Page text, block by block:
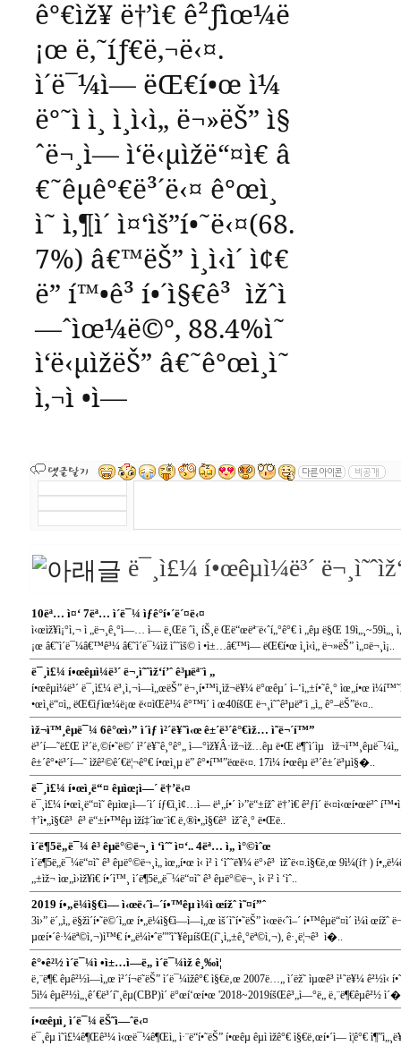
ê°€ìž¥ ë†’ì€ ê²ƒìœ¼ë
¡œ ë‚˜íƒ€ë‚¬ë‹¤.
ì´ë¯¼ì— ëŒ€í•œ ì¼
ë°˜ì ì¸ ì¸ì‹ì„ ë¬»ëŠ” ì§
ˆë¬¸ì—ì‘ë‹µìžë“¤ì€ â
€˜êµ­ê°€ë³´ë‹¤ ê°œì¸
ì˜ ì‚¶ì´ ì¤‘ìš”í•˜ë‹¤(68.
7%) â€™ëŠ” ì¸ì‹ì´ ì¢€
ë” í™•ê³ í•´ì§€ê³ ìžˆì
—ˆìœ¼ë©°, 88.4%ì˜
ì‘ë‹µìžëŠ” â€˜ê°œì¸ì˜
ì‚¬ì •ì—
ë¯¸ì£¼ í•œêµ­ì¼ë³´
10ëª… ì¤‘ 7ëª… ì´ë¯¼ ìƒê°í•´ë´¤ë‹¤
ì‹œìž¥ì¡°ì‚¬ ì „ë¬¸ê¸°ì—… ì— ë¸Œë ˆì¸ íŠ¸ë Œë“œëª¨ë‹ˆí„°ê°€ ì „êµ­ ë§Œ 19ì„¸~59ì„¸
¡œ â€˜ì´ë¯¼â€™ê³¼ â€˜ì´ë¯¼ìž ìˆ˜ìš© ì •ì±…â€™ì— ëŒ€í•œ ì¸ì‹ì„ ë¬»ëŠ” ì„¤ë¬¸ì¡..
ë¯¸ì£¼ í•œêµ­ì¼ë³´ ë¬¸ì˜ˆìž‘í’ˆ ê³µëª¨ì „
í•œêµ­ì¼ë³´ ë¯¸ì£¼ ë³¸ì‚¬ì—ì„œëŠ” ë¬¸í•™ì¸ìž¬ë¥¼ ë°œêµ´ ì–‘ì„±í•˜ê¸° ìœ„í•œ
•œì¸ë“¤ì„ ëŒ€ìƒìœ¼ë¡œ ë‹¤ìŒê³¼ ê°™ì´ ì œ40íšŒ ë¬¸ì˜ˆê³µëª¨ì „ì„ ê°–ëŠ”ë‹¤..
ìž¬ì™¸êµ­ë¯¼ 6ê°œì›” ì´ìƒ ì²´ë¥˜ì‹œ ê±´ë³´ê°€ìž… ì˜ë¬´í™”
ë³´í—˜ë£Œ ì²´ë‚©í•˜ë©´ ì²´ë¥˜ê¸°ê°„ ì—°ìž¥Â·ìž¬ìž…êµ­ ë•Œ ë¶ˆì´ìµ
ê±´ê°•ë³´í—˜ ìžê²©ê´€ë¦¬ê°€ í•œì¸µ ë” ê°•í™”ëœë‹¤. 17ì¼ í•œêµ­ ë³´ê±´ë³µì§�..
ë¯¸ì£¼ í•œì¸ë“¤ êµìœ¡ì—´ ë†’ë‹¤
ë¯¸ì£¼ í•œì¸ë“¤ì˜ êµìœ¡ì—´ì´ íƒ€ì¸ì¢…ì— ë¹„í•´ ì›”ë“±ížˆ ë†’ì€ ê²ƒì´ ë‹¤ì‹œí•œë²ˆ
†’ì•„ì§€ê³ ê³ ë“±í•™êµ ìží‡´ìœ¨ì€ ë‚®ì•„ì§€ê³ ìžˆê¸° ë•Œë..
ì´ë¶5ë„ë¯¼ ê³ êµ­ë°©ë¬¸ ì ‘ìˆ˜ ì¤‘.. 4ëª… ì„ ì°©ìˆœ
ì´ë¶5ë„ë¯¼ë“¤ì˜ ê³ êµ­ë°©ë¬¸ì„ ìœ„í•œ ì‹ ì²­ ì ‘ìˆ˜ë¥¼ ë°›ê³ ìžˆë‹¤.ì§€ë‚œ 9ì¼(í† )
„±ìž¬ ìœ„ì›ìž¥ì€ í•´ì™¸ ì´ë¶5ë„ë¯¼ë“¤ì˜ ê³ êµ­ë°©ë¬¸ ì‹ ì²­ ì ‘ìˆ..
2019 í•„ë¼ì§€ì—­ ì‹œë‹ˆì–´í•™êµ ì¼ì œížˆ ì˜¤í”ˆ
3ì›” ë´„ì„ ë§žì´í•˜ë©´ì„œ í•„ë¼ì§€ì—­ì—ì„œ ìš´ì˜í•˜ëŠ” ì‹œë‹ˆì–´ í•™êµë“¤ì´ ì¼ì
µœí•´ê·¼ëª©ì‚¬)ì™€ í•„ë¼ì•ˆë””ì˜¥êµíšŒ(í˜¸ì„±ê¸°ëª©ì‚¬), ê·¸ë¦¬ê³ ì�..
ê°•ê²½ ì´ë¯¼ì •ì±…ì—ë„ ì´ë¯¼ìž ê¸‰ì¦
ë‚¨ë¶€ êµ­ê²½ì—ì„œ ì²´í¬ë˜ëŠ” ì´ë¯¼ìžê°€ ì§€ë‚œ 2007ë…„ ì´ëž˜ ìµœê³ ì¹˜ë¥¼ ê²½ì‹
5ì¼ êµ­ê²½ì„¸ê´€ë³´í˜¸êµ­(CBP)ì´ ë°œí‘œí•œ '2018~2019íšŒê³„ì—°ë„ ë‚¨ë¶€êµ­ê²½
í•œêµ­ì¸ ì´ë¯¼ ëŠ˜ì—ˆë‹¤
ë¯¸êµ­ ì˜ì£¼ê¶Œê³¼ ì‹œë¯¼ê¶Œì„ ì·¨ë“í•˜ëŠ” í•œêµ­ êµ­ì ìžê°€ ì§€ë‚œí•´ì— ì¦ê°€